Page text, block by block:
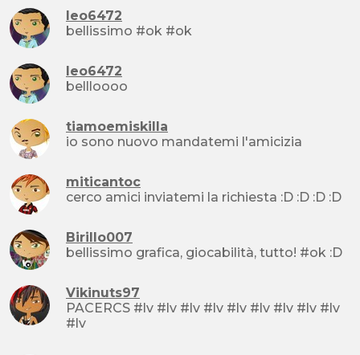
leo6472
bellissimo #ok #ok
leo6472
bellloooo
tiamoemiskilla
io sono nuovo mandatemi l'amicizia
miticantoc
cerco amici inviatemi la richiesta :D :D :D :D
Birillo007
bellissimo grafica, giocabilità, tutto! #ok :D
Vikinuts97
PACERCS #lv #lv #lv #lv #lv #lv #lv #lv #lv
#lv